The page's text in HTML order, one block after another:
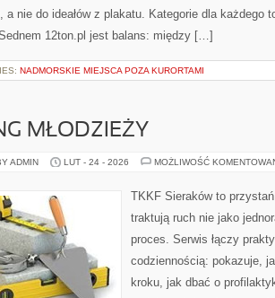
a nie do ideałów z plakatu. Kategorie dla każdego
12ton.pl jest balans: między […]
NADMORSKIE MIEJSCA POZA KURORTAMI
MŁODZIEŻY
ADMIN LUT - 24 - 2026 MOŻLIWOŚĆ
TKKF Sieraków to
traktują ruch nie jako
proces. Serwis łączy
codziennością: pokazuje,
kroku, jak dbać o